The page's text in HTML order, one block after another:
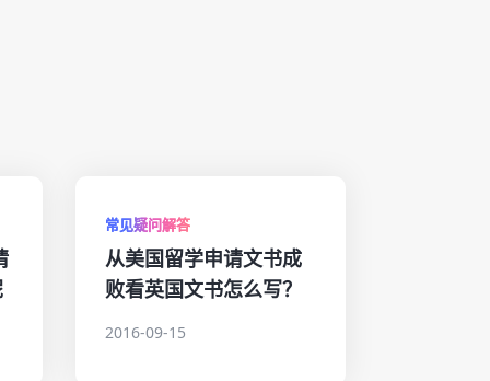
常见疑问解答
从美国留学申请文书成
败看英国文书怎么写？
2016-09-15